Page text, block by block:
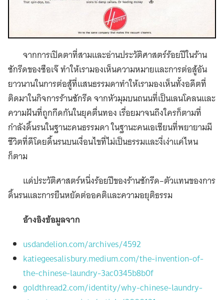
จากการเปิดตาที่สามและอ่านประวัติศาสตร์ร้อยปีในร้าน
ซักรีดของซือเจ๊ ทำให้เรามองเห็นความหมายและการต่อสู้อัน
ยาวนานในการต่อสู้ที่แสนธรรมดาทำให้เรามองเห็นทั้งอดีตที่
ติดมาในกิจการร้านซักรีด จากหัวมุมบนถนนที่เป็นเลนโคลนและ
ความฝันที่ถูกกีดกันในยุคตื่นทอง เรื่อยมาจนถึงใครก็ตามที่
กำลังดิ้นรนในฐานะคนธรรมดา ในฐานะคนเอเชียนที่พยายามมี
ชีวิตที่ดีโดยดิ้นรนบนเงื่อนไขที่ไม่เป็นธรรมและงี่เง่าแค่ไหน
ก็ตาม
แด่ประวัติศาสตร์หนึ่งร้อยปีของร้านซักรีด–ตัวแทนของการ
ดิ้นรนและการยืนหยัดต่ออคติและความอยุติธรรม
อ้างอิงข้อมูลจาก
usdandelion.com/archives/4592
katiegeesalisbury.medium.com/the-invention-of-
the-chinese-laundry-3ac0345b8b0f
goldthread2.com/identity/why-chinese-laundry-